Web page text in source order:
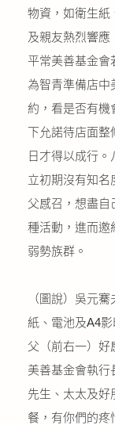
物資，如衛生紙
及親友熱烈響應
平常美善基金會
為智青準備店中
約，看是否有機
下允諾待店面整
日才得以成行
立初期沒有知名
父感召，想盡自
種活動，進而邀
弱勢族群。
（圖說）吳元
紙、電池及A4
父（前右一）好
美善基金會執行
先生、太太及好
餐，有你們的疼